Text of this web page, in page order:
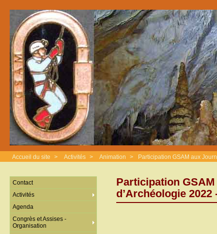
Accueil du site > Activités > Animation > Participation GSAM aux
Participation
d’Archéologie 2022
Contact
Activités
Agenda
Congrès et Assises -
Organisation